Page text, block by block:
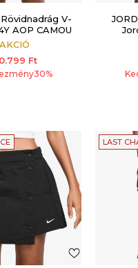
V-
AOP CAMOU
F4Y
AKCIÓ
Ft
30%
LAST